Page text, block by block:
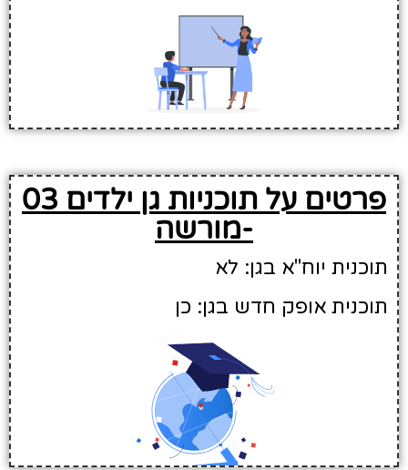
פרטים על תוכניות גן ילדים 03
-מורשה
תוכנית יוח"א בגן: לא
תוכנית אופק חדש בגן: כן